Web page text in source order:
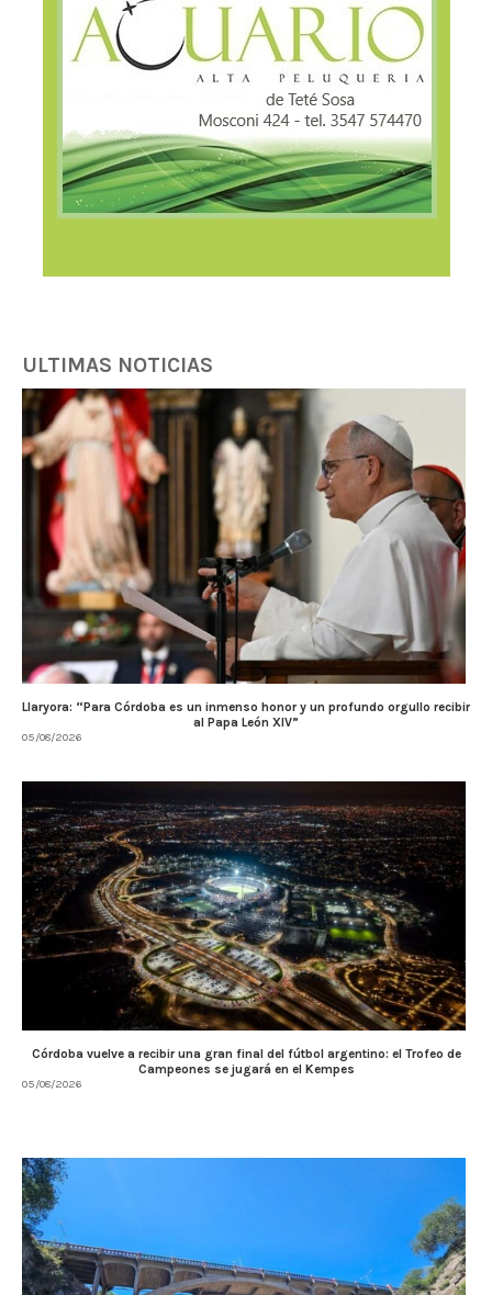
ULTIMAS NOTICIAS
Llaryora: “Para Córdoba es un inmenso honor y un profundo orgullo recibir
al Papa León XIV”
05/08/2026
Córdoba vuelve a recibir una gran final del fútbol argentino: el Trofeo de
Campeones se jugará en el Kempes
05/08/2026